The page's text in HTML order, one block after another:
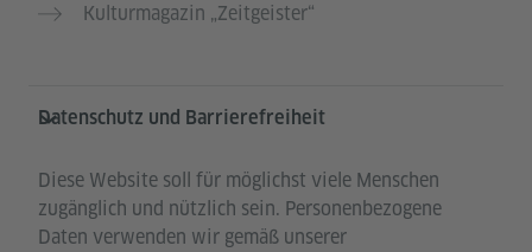
Kulturmagazin „Zeitgeister“
Datenschutz und Barrierefreiheit
Diese Website soll für möglichst viele Menschen
zugänglich und nützlich sein. Personenbezogene
Daten verwenden wir gemäß unserer